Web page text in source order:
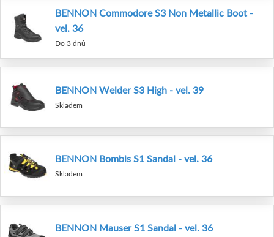
BENNON Commodore S3 Non Metallic Boot -
vel. 36
Do 3 dnů
BENNON Welder S3 High - vel. 39
Skladem
BENNON Bombis S1 Sandal - vel. 36
Skladem
BENNON Mauser S1 Sandal - vel. 36